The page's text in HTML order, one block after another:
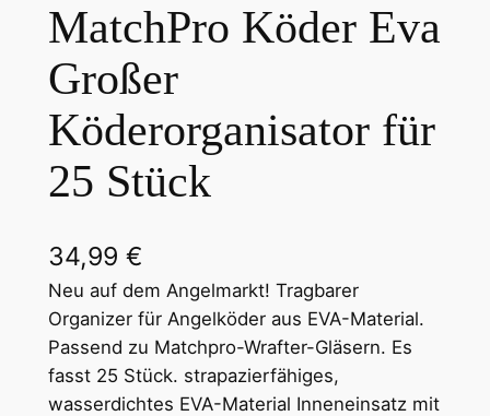
MatchPro Köder Eva
Großer
Köderorganisator für
25 Stück
34,99 €
Neu auf dem Angelmarkt! Tragbarer
Organizer für Angelköder aus EVA-Material.
Passend zu Matchpro-Wrafter-Gläsern. Es
fasst 25 Stück. strapazierfähiges,
wasserdichtes EVA-Material Inneneinsatz mit